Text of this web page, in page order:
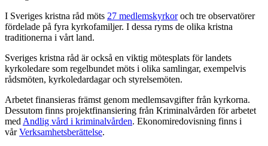
I Sveriges kristna råd möts 27 medlemskyrkoroch tre observatörer
fördelade på fyra kyrkofamiljer. I dessa ryms de olika kristna
traditionerna i vårt land.
Sveriges kristna råd är också en viktig mötesplats för landets
kyrkoledare som regelbundet möts i olika samlingar, exempelvis
rådsmöten, kyrkoledardagar och styrelsemöten.
Arbetet finansieras främst genom medlemsavgifter från kyrkorna.
Dessutom finns projektfinansiering från Kriminalvården för arbetet
med Andlig vård i kriminalvården. Ekonomiredovisning finns i
vårVerksamhetsberättelse.